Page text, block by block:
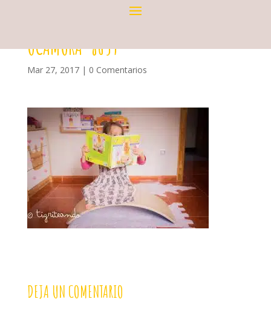
OCAMORA-8659
Mar 27, 2017| 0 Comentarios
DEJA UN COMENTARIO